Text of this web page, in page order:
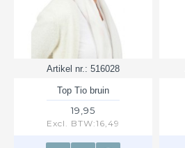
Artikel nr.: 516028
Top Tio bruin
19,95
Excl. BTW:16,49